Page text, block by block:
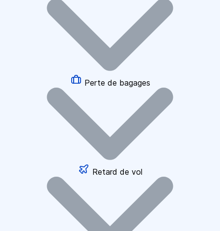
Perte de bagages
Retard de vol